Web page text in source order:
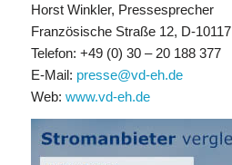
Horst Winkler, Pressesprecher
Französische Straße 12, D-
Telefon: +49 (0) 30 – 20 188 377
E-Mail: presse@vd-eh.de
Web: www.vd-eh.de